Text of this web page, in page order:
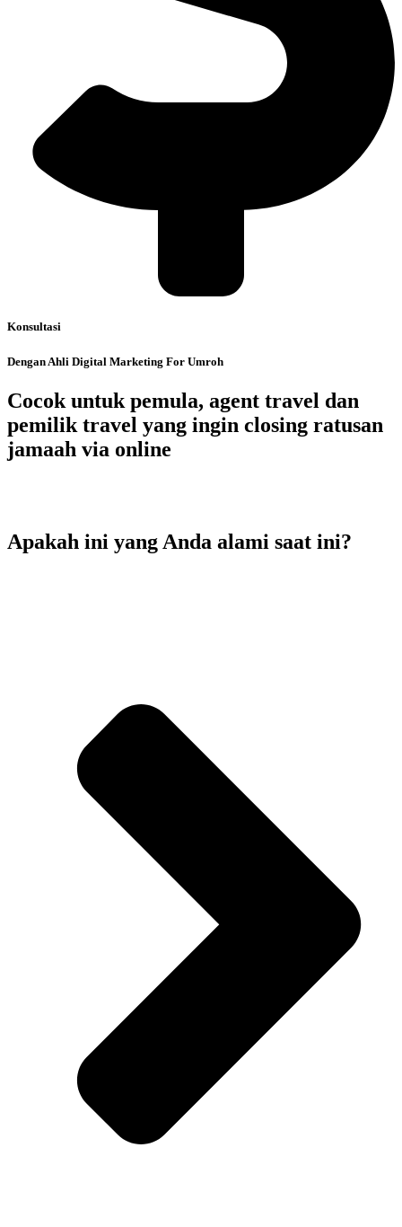
Konsultasi
Dengan Ahli Digital Marketing For Umroh
Cocok untuk pemula, agent travel dan
pemilik travel yang ingin closing ratusan
jamaah via online
Apakah ini yang Anda alami saat ini?